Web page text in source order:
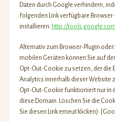
Daten durch Google verhindern,
folgenden Link verfügbare
installieren: http://
Alternativ zum Browser-Plugin
mobilen Geräten können Sie auf
Opt-Out-Cookie zu setzen, der die
Analytics innerhalb dieser Website
Opt-Out-Cookie funktioniert nur in
diese Domain. Löschen Sie die
Sie diesen Link erneut klicken):